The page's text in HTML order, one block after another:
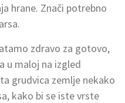
hrane. Znači potrebno
zdravo za gotovo,
u maloj na izgled
grudvica zemlje nekako
kako bi se iste vrste